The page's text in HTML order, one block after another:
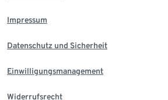
Impressum
Datenschutz und Sicherheit
Einwilligungsmanagement
Widerrufsrecht